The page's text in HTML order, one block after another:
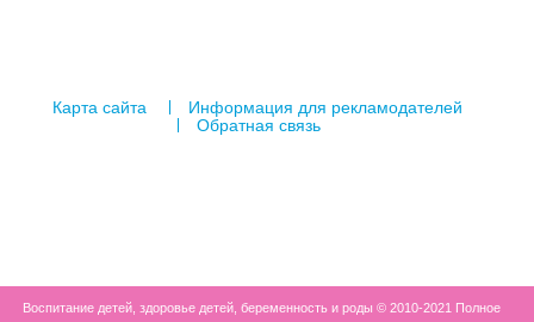
Карта сайта
Информация для рекламодателей
Обратная связь
Воспитание детей, здоровье детей, беременность и роды © 2010-2021 Полное